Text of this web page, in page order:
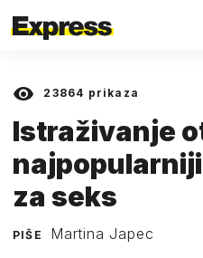
23864 prikaza
Istraživanje
za seks
PIŠE Martina Japec